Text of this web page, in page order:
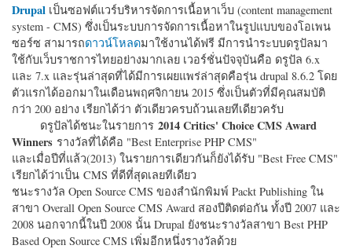
Drupal เป็นซอฟต์แวร์บริหารจัดการเนื้อหาเว็บ (content management
system - CMS) ซึ่งเป็นระบบการจัดการเนื้อหาในรูปแบบของโอเพน
ซอร์ซ สามารถดาวน์โหลดมาใช้งานได้ฟรี มีการนำระบบดรูปัลมา
ใช้กับเว็บราชการไทยอย่างมากเลย เวอร์ชั่นปัจจุบันคือ ดรูปัล 6.x
และ 7.x และรุ่นล่าสุดที่ได้มีการเผยแพร่ล่าสุดคือรุ่น drupal 8.6.2 โดย
ตัวแรกได้ออกมาในเดือนพฤศจิกายน 2015 ซึ่งเป็นตัวที่มีคุณสมบัติ
กว่า 200 อย่าง เรียกได้ว่า ตัวเดียวครบถ้วนเลยทีเดียวครับ
ดรูปัลได้ชนะในรายการ 2014 Critics' Choice CMS Award
Winners รางวัลที่ได้คือ "Best Enterprise PHP CMS"
และเมื่อปีที่แล้ว(2013) ในรายการเดียวกันก็ยังได้รับ "Best Free CMS"
เรียกได้ว่าเป็น CMS ที่ดีที่สุดเลยทีเดียว
ชนะรางวัล Open Source CMS ของสำนักพิมพ์ Packt Publishing ใน
สาขา Overall Open Source CMS Award สองปีติดต่อกัน ทั้งปี 2007 และ
2008 นอกจากนี้ในปี 2008 นั้น Drupal ยังชนะรางวัลสาขา Best PHP
Based Open Source CMS เพิ่มอีกหนึ่งรางวัลด้วย